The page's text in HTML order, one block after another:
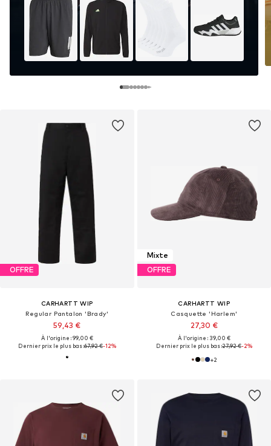
OFFRE
CARHARTT WIP
Regular Pantalon 'Brady'
59,43 €
À l'origine : 99,00 €
Dernier prix le plus bas :67,92 €-12%
Mixte
OFFRE
CARHARTT WIP
Casquette 'Harlem'
27,30 €
À l'origine : 39,00 €
Dernier prix le plus bas :27,92 €-2%
+2